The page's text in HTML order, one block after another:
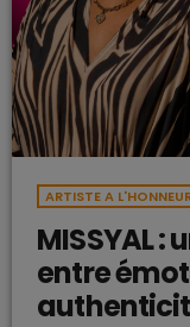
ARTISTE A
MISSYAL :
entre